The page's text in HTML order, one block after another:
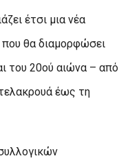
έτσι μια νέα
θα διαμορφώσει
του 20ού αιώνα – από
έως τη